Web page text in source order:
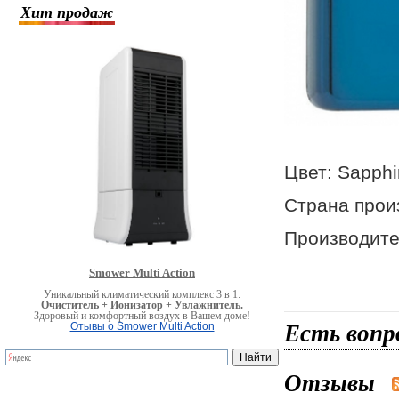
Хит продаж
Smower Multi Action
Уникальный климатический комплекс 3 в 1:
Очиститель + Ионизатор + Увлажнитель.
Здоровый и комфортный воздух в Вашем доме!
Отывы о Smower Multi Action
Цвет:
Страна
Есть
Отзывы